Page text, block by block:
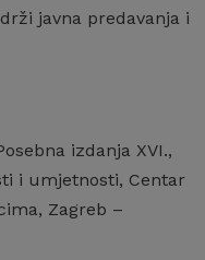
javna predavanja i
izdanja XVI.,
i umjetnosti, Centar
Zagreb –